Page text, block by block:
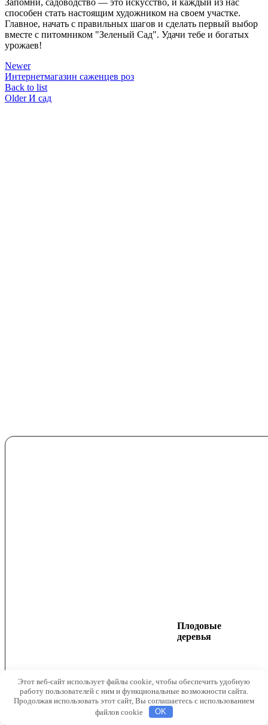
Запомни, садоводство — это искусство, и каждый из нас
способен стать настоящим художником на своем участке.
Главное, начать с правильных шагов и сделать первый выбор
вместе с питомником "Зеленый Сад". Удачи тебе и богатых
урожаев!
Newer
Интернетмагазин саженцев роз
Back to list
Older И сад
Плодовые
деревья
Этот веб-сайт использует файлы cookie, чтобы обеспечить удобную
работу пользователей с ним и функциональные возможности сайта.
Продолжая использовать этот сайт, Вы соглашаетесь с использованием
файлов cookie
OK